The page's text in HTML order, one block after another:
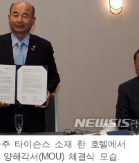
주 타이슨스 소재 한 호텔에서
해각서(MOU) 체결식 모습.